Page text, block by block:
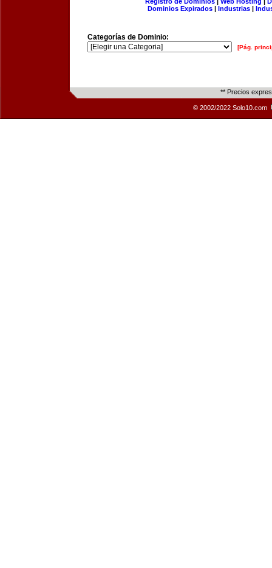
Dominios Expirados | Industrias |
Categorías de Dominio:
[Pág.
** Precios
© 2002/2022 Solo10.com